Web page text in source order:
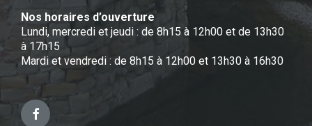
Nos horaires d’ouverture
Lundi, mercredi et jeudi : de 8h15 à 12h00 et de 13h30
à 17h15
Mardi et vendredi : de 8h15 à 12h00 et 13h30 à 16h30
Facebook